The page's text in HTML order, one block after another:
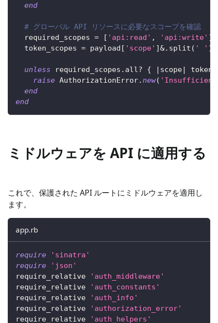
end
# グローバル API リソースに必要なスコープを確認
  required_scopes
= [ 'api:read' , 'api:write' ]
  token_scopes
= payload [ 'scope' ]&. split ( ' ' )
unless required_scopes . all ? { | scope|
raise AuthorizationError. new( 'Insufficient
end
end
ミドルウェアを API に適用する
これで、保護された API ルートにミドルウェアを適用し
ます。
app.rb
require
'sinatra'
require
'json'
require_relative
'auth_middleware'
require_relative
'auth_constants'
require_relative
'auth_info'
require_relative
'authorization_error'
require_relative
'auth_helpers'